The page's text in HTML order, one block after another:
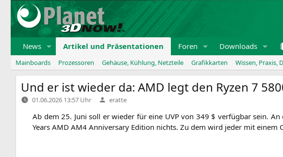
Zum
Inhalt
springen
News Artikel und Präsentationen Foren Downloads
Mainboards Prozessoren Gehäuse, Kühlung, Netzteile Grafikkarten Wissen, Praxis,
Und er ist wieder da: AMD legt den Ryzen 7
01.06.2026 13:57 Uhr Verfasst
von
eratte
Ab dem 25. Juni soll er wie­der für eine UVPvon 349 $ ver­füg­bar sein. An
Years AMD AM4 Anni­ver­sa­ry Edi­ti­on nichts. Zu dem wird jeder mit einem